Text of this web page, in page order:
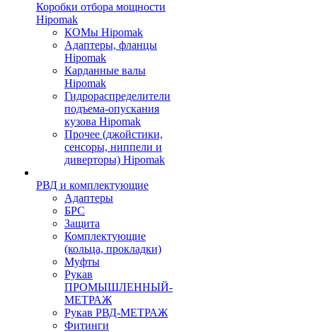
Коробки отбора мощности
Hipomak
КОМы Hipomak
Адаптеры, фланцы
Hipomak
Карданные валы
Hipomak
Гидрораспределители
подъема-опускания
кузова Hipomak
Прочее (джойстики,
сенсоры, ниппели и
диверторы) Hipomak
РВД и комплектующие
Адаптеры
БРС
Защита
Комплектующие
(кольца, прокладки)
Муфты
Рукав
ПРОМЫШЛЕННЫЙ-
МЕТРАЖ
Рукав РВД-МЕТРАЖ
Фитинги